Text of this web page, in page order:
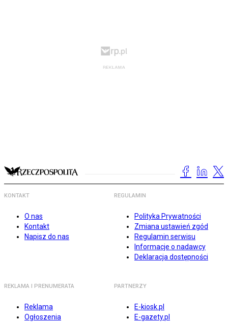
KONTAKT
O nas
Kontakt
Napisz do nas
REGULAMIN
Polityka Prywatności
Zmiana ustawień zgód
Regulamin serwisu
Informacje o nadawcy
Deklaracja dostępności
REKLAMA I PRENUMERATA
Reklama
Ogłoszenia
PARTNERZY
E-kiosk.pl
E-gazety.pl